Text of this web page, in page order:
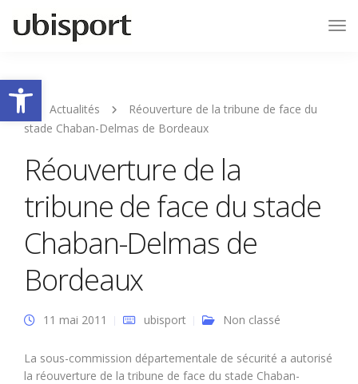
Ouvrir la barre d’outils
Actualités
Réouverture de la tribune de face du
stade Chaban-Delmas de Bordeaux
Réouverture de la
tribune de face du stade
Chaban-Delmas de
Bordeaux
11 mai 2011 ubisport Non classé
La sous-commission départementale de sécurité a autorisé
la réouverture de la tribune de face du stade Chaban-